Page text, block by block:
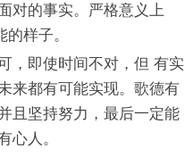
对的事实。严格意义上
样子。
即使时间不对，但 有实
来都有可能实现。歌德有
且坚持努力，最后一定能
心人。